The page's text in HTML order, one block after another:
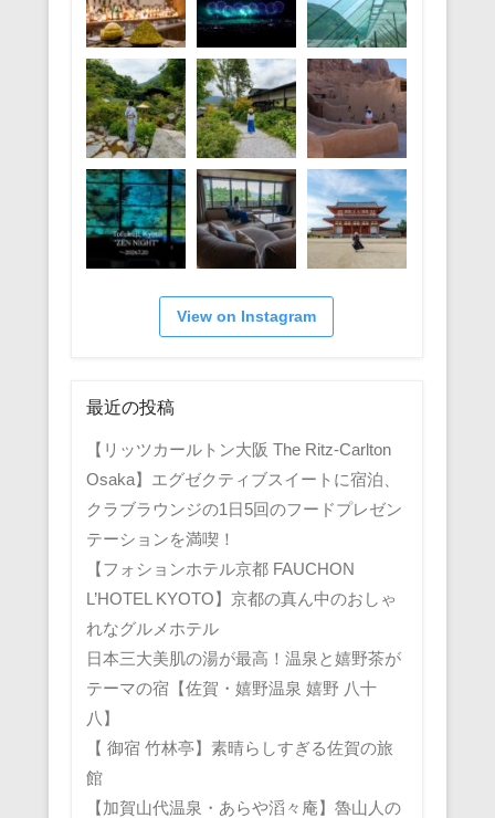
View on Instagram
最近の投稿
【リッツカールトン大阪 The Ritz-Carlton
Osaka】エグゼクティブスイートに宿泊、
クラブラウンジの1日5回のフードプレゼン
テーションを満喫！
【フォションホテル京都 FAUCHON
L’HOTEL KYOTO】京都の真ん中のおしゃ
れなグルメホテル
日本三大美肌の湯が最高！温泉と嬉野茶が
テーマの宿【佐賀・嬉野温泉 嬉野 八十
八】
【 御宿 竹林亭】素晴らしすぎる佐賀の旅
館
【加賀山代温泉・あらや滔々庵】魯山人の